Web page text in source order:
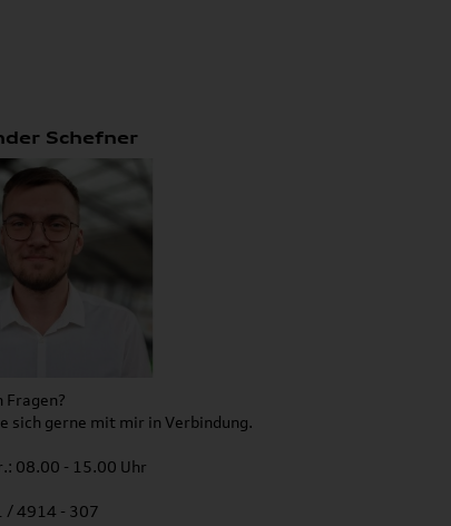
Schefner
Fragen?
sich gerne mit mir in Verbindung.
08.00 - 15.00 Uhr
/ 4914 - 307